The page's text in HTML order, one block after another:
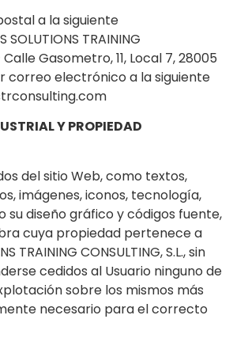
a la siguiente
SOLUTIONS TRAINING
Calle Gasometro, 11, Local 7, 28005
correo electrónico a la siguiente
Y PROPIEDAD
del sitio Web, como textos,
imágenes, iconos, tecnología,
su diseño gráfico y códigos fuente,
cuya propiedad pertenece a
TRAINING CONSULTING, S.L., sin
cedidos al Usuario ninguno de
sobre los mismos más
necesario para el correcto